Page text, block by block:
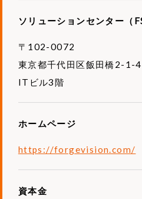
ソリューションセンター（
〒102-0072
東京都千代田区飯田橋2-1-4
ITビル3階
ホームページ
https://forgevision.com/
資本金